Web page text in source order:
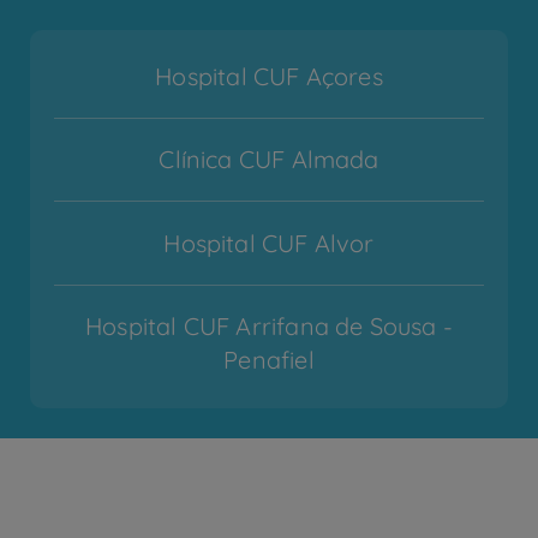
Hospital CUF Açores
Clínica CUF Almada
Hospital CUF Alvor
Hospital CUF Arrifana de Sousa -
Penafiel
Hospital CUF Cascais